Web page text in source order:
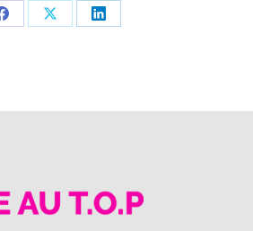
PartagerPartagerPartager